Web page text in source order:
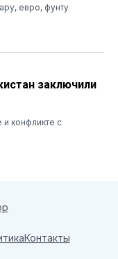
евро, фунту
заключили
конфликте с
Контакты